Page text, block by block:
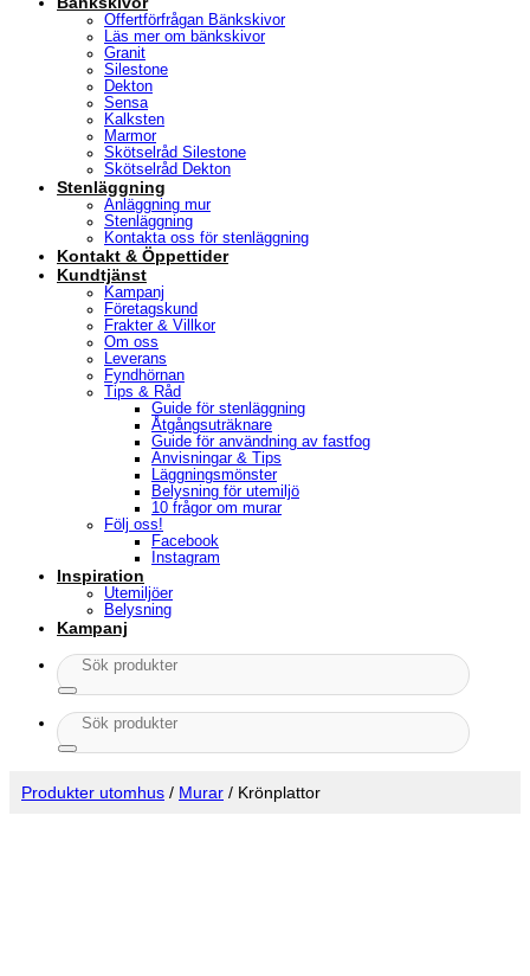
Offertförfrågan Bänkskivor
Läs mer om bänkskivor
Granit
Silestone
Dekton
Sensa
Kalksten
Marmor
Skötselråd Silestone
Skötselråd Dekton
Stenläggning
Anläggning mur
Stenläggning
Kontakta oss för stenläggning
Kontakt & Öppettider
Kundtjänst
Kampanj
Företagskund
Frakter & Villkor
Om oss
Leverans
Fyndhörnan
Tips & Råd
Guide för stenläggning
Åtgångsuträknare
Guide för användning av fastfog
Anvisningar & Tips
Läggningsmönster
Belysning för utemiljö
10 frågor om murar
Följ oss!
Facebook
Instagram
Inspiration
Utemiljöer
Belysning
Kampanj
Sök
efter:
Sök
efter:
Produkter utomhus / Murar / Krönplattor